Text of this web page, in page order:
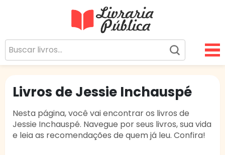
Sua Biblioteca Virtual Gratuita
Livros de Jessie Inchauspé
Nesta página, você vai encontrar os livros de
Jessie Inchauspé. Navegue por seus livros, sua vida
e leia as recomendações de quem já leu. Confira!